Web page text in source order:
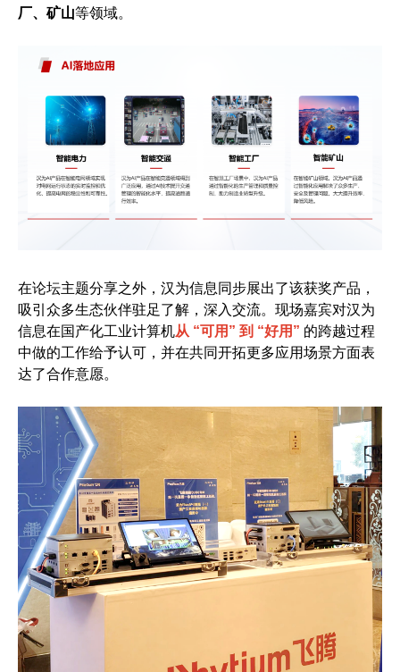
厂、矿山等领域。
在论坛主题分享之外，汉为信息同步展出了该获奖产品，
吸引众多生态伙伴驻足了解，深入交流。现场嘉宾对汉为
信息在国产化工业计算机从 “可用” 到 “好用” 的跨越过程
中做的工作给予认可，并在共同开拓更多应用场景方面表
达了合作意愿。